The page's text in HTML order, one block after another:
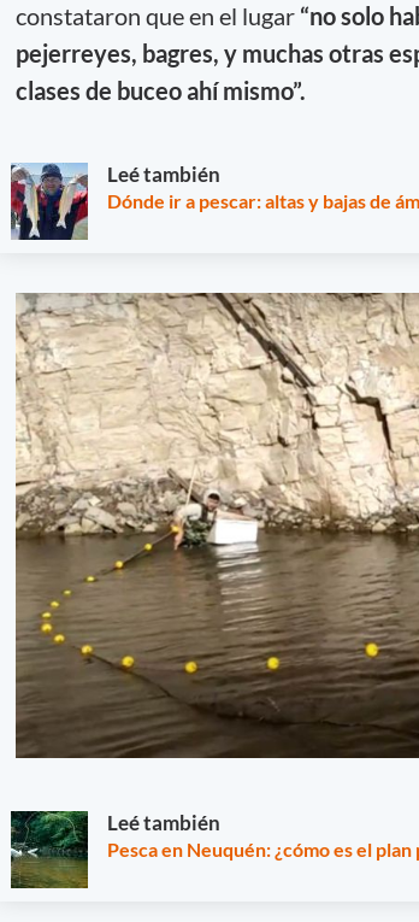
constataron que en el lugar“no solo
pejerreyes, bagres, y muchas otras
clases de buceo ahí mismo”.
Leé también
Dónde ir a pescar: altas y bajas de
Leé también
Pesca en Neuquén: ¿cómo es el